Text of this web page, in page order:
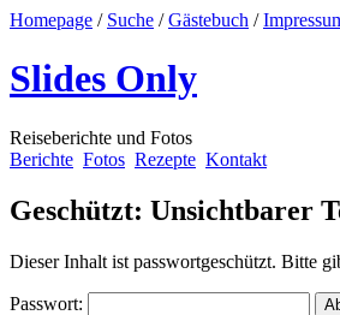
Homepage / Suche /Gästebuch /
Slides Only
Reiseberichte und Fotos
Berichte Fotos Rezepte Kontakt
Geschützt: Unsichtbarer
Dieser Inhalt ist passwortgeschützt. Bitte
Passwort: